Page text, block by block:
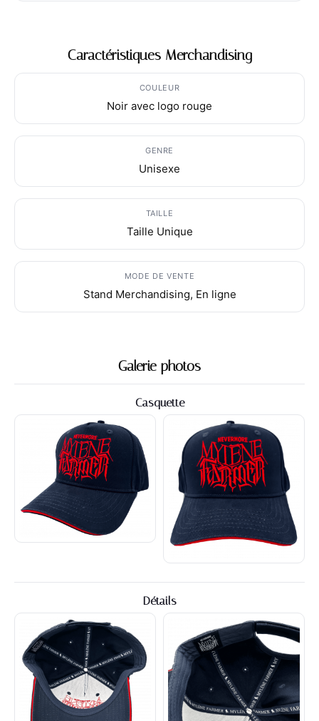
Caractéristiques Merchandising
COULEUR
Noir avec logo rouge
GENRE
Unisexe
TAILLE
Taille Unique
MODE DE VENTE
Stand Merchandising, En ligne
Galerie photos
Casquette
Détails